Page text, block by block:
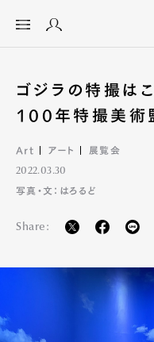
ゴジラの特撮はこ
100年特撮美術
Art アート 展覧会
2022.03.30
写真・文：はろるど
Share: